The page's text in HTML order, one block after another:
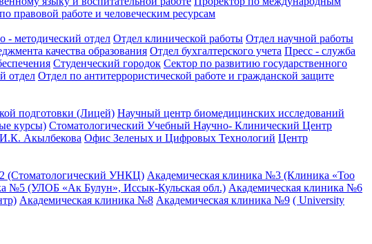
правовой работе и человеческим ресурсам
- методический отдел Отдел клинической работы Отдел научной работы
качества образования Отдел бухгалтерского учета Пресс - служба
Студенческий городок Сектор по развитию государственного
отдел Отдел по антитеррористической работе и гражданской защите
подготовки (Лицей) Научный центр биомедицинских исследований
курсы) Стоматологический Учебный Научно- Клинический Центр
Акылбекова Офис Зеленых и Цифровых Технологий Центр
(Стоматологический УНКЦ) Академическая клиника №3 (Клиника «Тоо
№5 (УЛОБ «Ак Булун», Иссык-Кульская обл.) Академическая клиника №6
Академическая клиника №8 Академическая клиника №9 ( University